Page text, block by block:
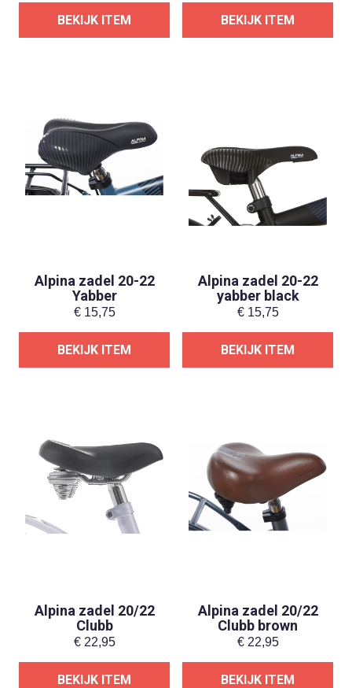
BEKIJK ITEM BEKIJK ITEM
Alpina zadel 20-22
Yabber
€15,75
BEKIJK ITEM
Alpina zadel 20-22
yabber black
€15,75
BEKIJK ITEM
Alpina zadel 20/22
Clubb
€22,95
BEKIJK ITEM
Alpina zadel 20/22
Clubb brown
€22,95
BEKIJK ITEM